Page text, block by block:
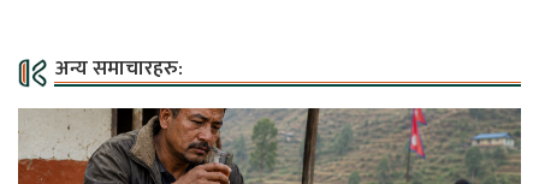
अन्य समाचारहरु: